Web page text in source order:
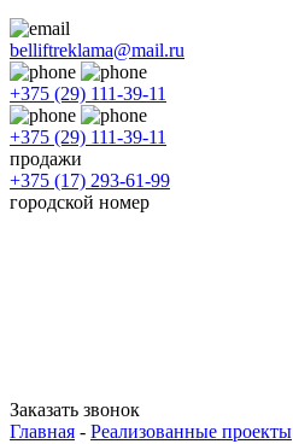
belliftreklama@mail.ru
+375 (29) 111-39-11
+375 (29) 111-39-11
продажи
+375 (17) 293-61-99
городской номер
Заказать звонок
Главная - Реализованные проекты